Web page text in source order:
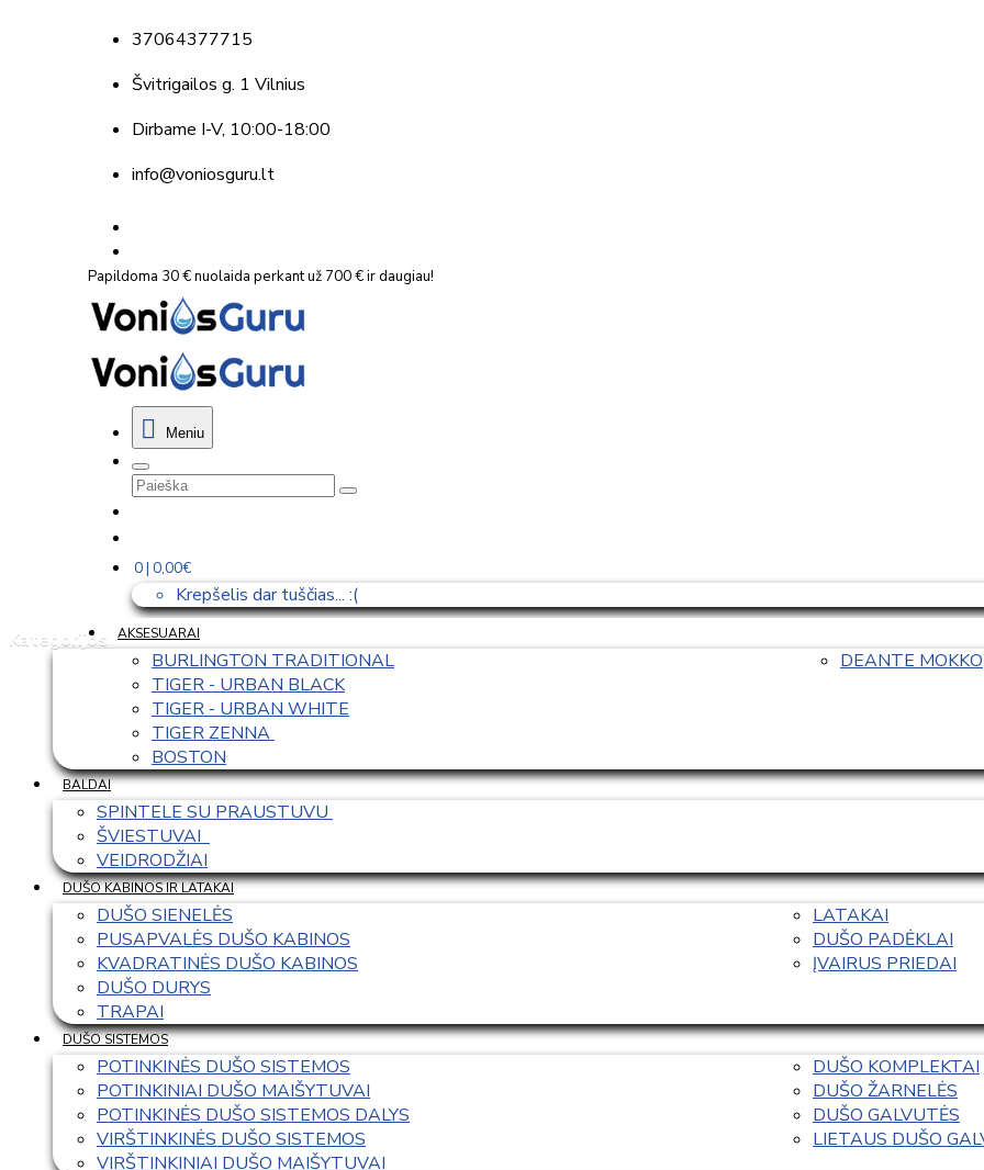
37064377715
Švitrigailos g. 1 Vilnius
Dirbame I-V, 10:00-18:00
info@voniosguru.lt
Papildoma 30 € nuolaida perkant už 700 € ir daugiau!
Meniu
0 | 0,00€
Krepšelis dar tuščias... :(
Kategorijos
AKSESUARAI
BURLINGTON TRADITIONAL
TIGER - URBAN BLACK
TIGER - URBAN WHITE
TIGER ZENNA
BOSTON
DEANTE MOKKO
BALDAI
SPINTELE SU PRAUSTUVU
ŠVIESTUVAI
VEIDRODŽIAI
DUŠO KABINOS IR LATAKAI
DUŠO SIENELĖS
PUSAPVALĖS DUŠO KABINOS
KVADRATINĖS DUŠO KABINOS
DUŠO DURYS
TRAPAI
LATAKAI
DUŠO PADĖKLAI
ĮVAIRUS PRIEDAI
DUŠO SISTEMOS
POTINKINĖS DUŠO SISTEMOS
POTINKINIAI DUŠO MAIŠYTUVAI
POTINKINĖS DUŠO SISTEMOS DALYS
VIRŠTINKINĖS DUŠO SISTEMOS
VIRŠTINKINIAI DUŠO MAIŠYTUVAI
DUŠO KOMPLEKTAI
DUŠO ŽARNELĖS
DUŠO GALVUTĖS
LIETAUS DUŠO